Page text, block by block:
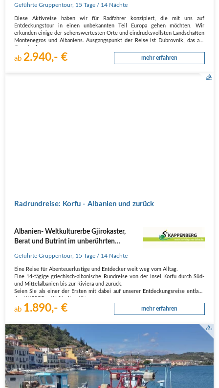
Montenegro und Albanien nach Korfu
Geführte Gruppentour, 15 Tage / 14 Nächte
Diese Aktivreise haben wir für Radfahrer konzipiert, die mit uns auf
Entdeckungstour in einen unbekannten Teil Europa gehen möchten. Wir
erkunden einige der sehenswertesten Orte und eindrucksvollsten Landschaften
Montenegros und Albaniens. Ausgangspunkt der Reise ist Dubrovnik, das auf
ab2.940,- € mehr erfahren
Radrundreise: Korfu - Albanien und zurück
Albanien- Weltkulturerbe Gjirokaster,
Berat und Butrint im unberührten
Geführte Gruppentour, 15 Tage / 14 Nächte
Eine Reise für Abenteuerlustige und Entdecker weit weg vom Alltag.
Eine 14-tägige griechisch-albanische Rundreise von der Insel Korfu durch Süd-
und Mittelalbanien bis zur Riviera und zurück.
Seien Sie als einer der Ersten mit dabei auf unserer Entdeckungsreise entlang
ab 1.890,- € mehr erfahren